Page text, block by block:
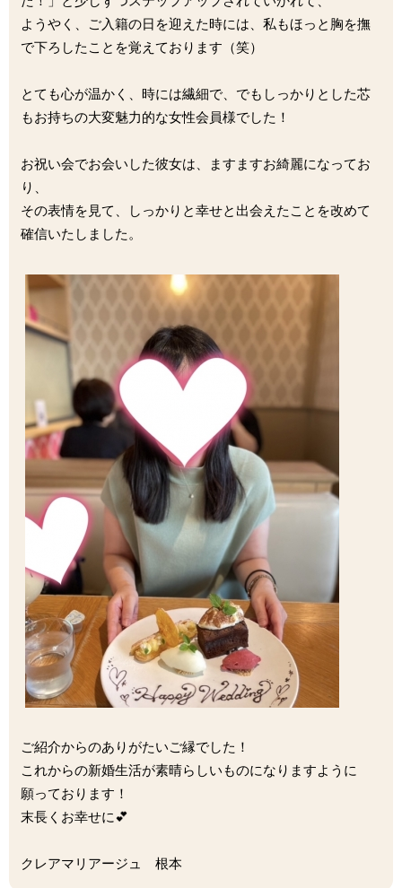
ようやく、ご入籍の日を迎えた時には、私もほっと胸を撫
で下ろしたことを覚えております（笑）
とても心が温かく、時には繊細で、でもしっかりとした芯
もお持ちの大変魅力的な女性会員様でした！
お祝い会でお会いした彼女は、ますますお綺麗になってお
り、
その表情を見て、しっかりと幸せと出会えたことを改めて
確信いたしました。
ご紹介からのありがたいご縁でした！
これからの新婚生活が素晴らしいものになりますように
願っております！
末長くお幸せに💕
クレアマリアージュ 根本